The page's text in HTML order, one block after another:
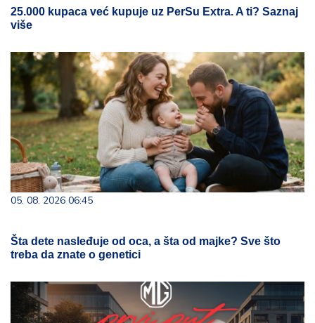
25.000 kupaca već kupuje uz PerSu Extra. A ti? Saznaj
više
05. 08. 2026 06:45
Šta dete nasleđuje od oca, a šta od majke? Sve što
treba da znate o genetici